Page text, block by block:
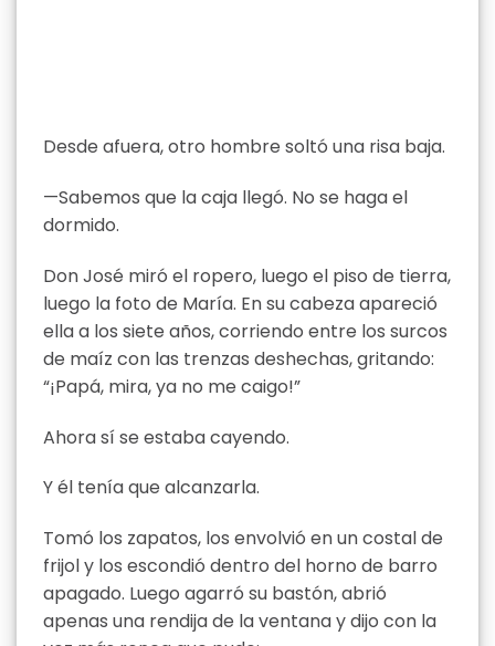
Desde afuera, otro hombre soltó una risa baja.
—Sabemos que la caja llegó. No se haga el
dormido.
Don José miró el ropero, luego el piso de tierra,
luego la foto de María. En su cabeza apareció
ella a los siete años, corriendo entre los surcos
de maíz con las trenzas deshechas, gritando:
“¡Papá, mira, ya no me caigo!”
Ahora sí se estaba cayendo.
Y él tenía que alcanzarla.
Tomó los zapatos, los envolvió en un costal de
frijol y los escondió dentro del horno de barro
apagado. Luego agarró su bastón, abrió
apenas una rendija de la ventana y dijo con la